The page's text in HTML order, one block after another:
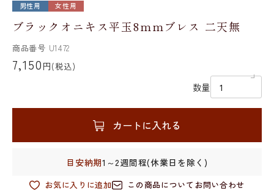
男性用 女性用
ブラックオニキス平玉8mmブレス 二天無
商品番号 U1472
7,150 円(税込)
数量
カートに入れる
目安納期1～2週間程(休業日を除く)
お気に入りに追加 この商品についてお問い合わせ